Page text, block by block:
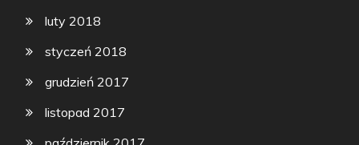
luty 2018
styczeń 2018
grudzień 2017
listopad 2017